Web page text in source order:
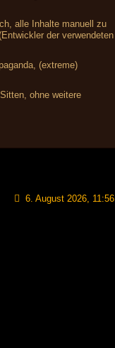
alle Inhalte manuell zu
der verwendeten
(extreme)
ohne weitere
6. August 2026, 11:56